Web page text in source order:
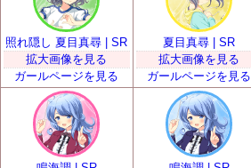
照れ隠し 夏目真尋 | SR
拡大画像を見る
ガールページを見る
夏目真尋 | SR
拡大画像を見る
ガールページを見る